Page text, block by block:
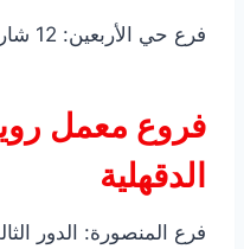
فرع حي الأربعين: 12 شارع أحمد عرابي، برج التوفيق.
فروع معمل
الدقهلية